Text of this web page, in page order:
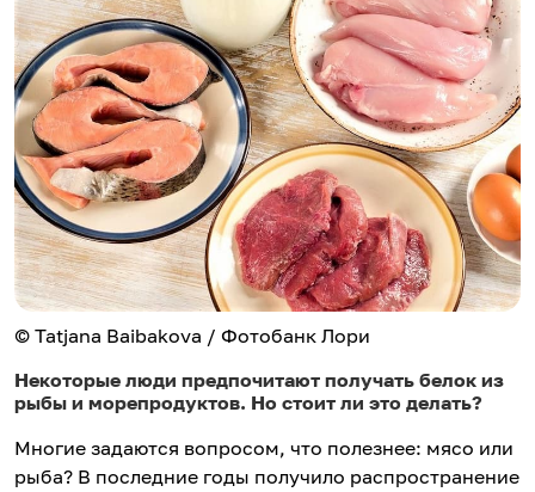
© Tatjana Baibakova / Фотобанк Лори
Некоторые люди предпочитают получать белок из
рыбы и морепродуктов. Но стоит ли это делать?
Многие задаются вопросом, что полезнее: мясо или
рыба? В последние годы получило распространение